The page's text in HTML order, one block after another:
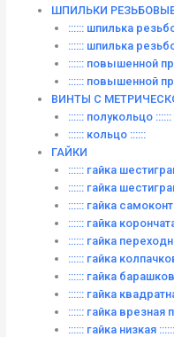
ШПИЛЬКИ
:::::: шпилька
:::::: шпилька
:::::: повышенной
:::::: повышенной
ВИНТЫ C
:::::: полукольцо ::::::
:::::: кольцо ::::::
ГАЙКИ
:::::: гайка
:::::: гайка
:::::: гайка
:::::: гайка
:::::: гайка
:::::: гайка
:::::: гайка
:::::: гайка
:::::: гайка врезная
:::::: гайка низкая ::::::